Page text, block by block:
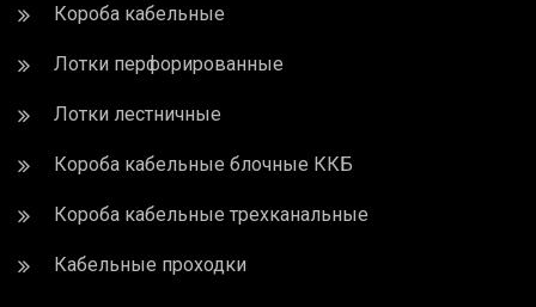
Короба кабельные
Лотки перфорированные
Лотки лестничные
Короба кабельные блочные ККБ
Короба кабельные трехканальные
Кабельные проходки